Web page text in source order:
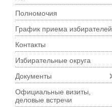
Полномочия
График приема избирателей
Контакты
Избирательные округа
Документы
Официальные визиты,
деловые встречи